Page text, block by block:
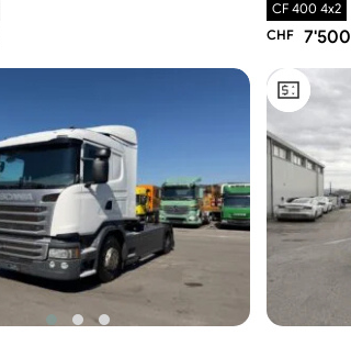
CF 400 4x2
CHF
7'500